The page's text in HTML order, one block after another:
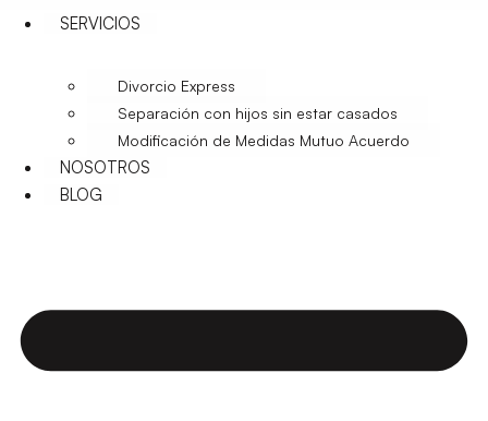
SERVICIOS
Divorcio Express
Separación con hijos sin estar casados
Modificación de Medidas Mutuo Acuerdo
NOSOTROS
BLOG